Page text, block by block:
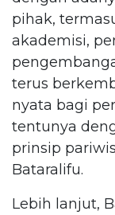
pihak,
akademisi,
terus
nyata bagi
tentunya
prinsip
Bataralifu.
Lebih lanjut,